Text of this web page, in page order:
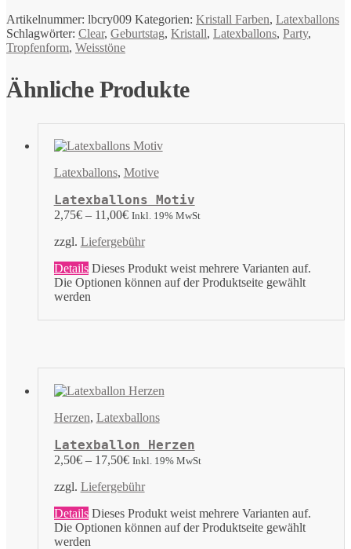
Artikelnummer: lbcry009 Kategorien: Kristall Farben, Latexballons
Schlagwörter: Clear, Geburtstag, Kristall, Latexballons, Party,
Tropfenform, Weisstöne
Ähnliche Produkte
Latexballons, Motive
Latexballons Motiv
2,75€– 11,00€ Inkl. 19% MwSt
zzgl. Liefergebühr
Details Dieses Produkt weist mehrere Varianten auf.
Die Optionen können auf der Produktseite gewählt
werden
Herzen, Latexballons
Latexballon Herzen
2,50€– 17,50€ Inkl. 19% MwSt
zzgl. Liefergebühr
Details Dieses Produkt weist mehrere Varianten auf.
Die Optionen können auf der Produktseite gewählt
werden